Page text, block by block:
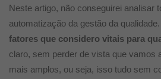
Neste artigo, não conseguirei analisar
automatização da gestão da
fatores que considero vitais para
claro, sem perder de vista que vamos
mais amplos, ou seja, isso tudo sem